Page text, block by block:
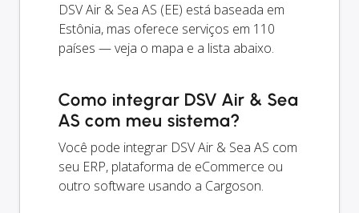
DSV Air & Sea AS (EE) está baseada em
Estônia, mas oferece serviços em 110
países — veja o mapa e a lista abaixo.
Como integrar DSV Air & Sea
AS com meu sistema?
Você pode integrar DSV Air & Sea AS com
seu ERP, plataforma de eCommerce ou
outro software usando a Cargoson.